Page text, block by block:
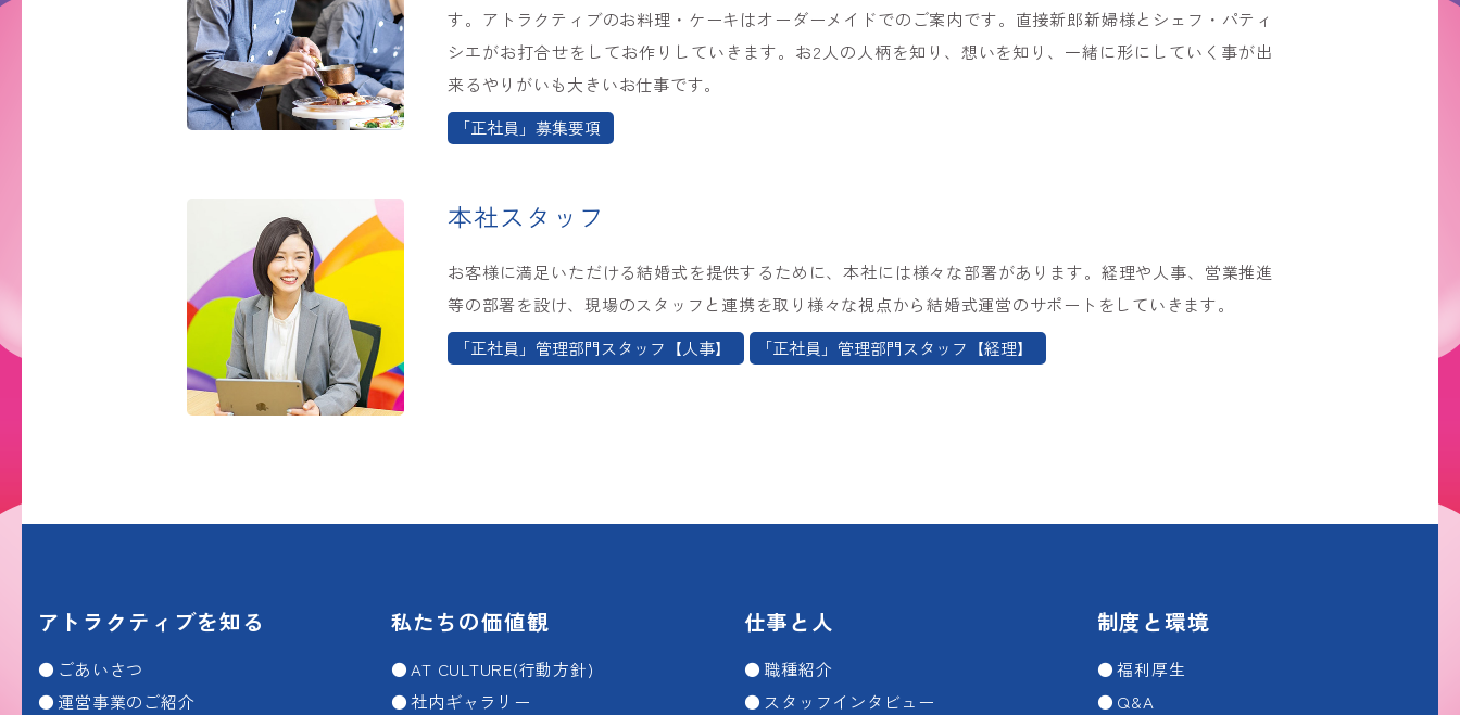
す。アトラクティブのお料理・ケーキはオーダーメイドでのご案内です。直接新郎新婦様とシェフ・パティ
シエがお打合せをしてお作りしていきます。お2人の人柄を知り、想いを知り、一緒に形にしていく事が出
来るやりがいも大きいお仕事です。
「正社員」募集要項
本社スタッフ
お客様に満足いただける結婚式を提供するために、本社には様々な部署があります。経理や人事、営業推進
等の部署を設け、現場のスタッフと連携を取り様々な視点から結婚式運営のサポートをしていきます。
「正社員」管理部門スタッフ【人事】
「正社員」管理部門スタッフ【経理】
アトラクティブを知る
ごあいさつ
運営事業のご紹介
私たちの価値観
AT CULTURE(行動方針)
社内ギャラリー
仕事と人
職種紹介
スタッフインタビュー
制度と環境
福利厚生
Q&A